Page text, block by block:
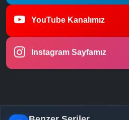
YouTube Kanalımız
Instagram Sayfamız